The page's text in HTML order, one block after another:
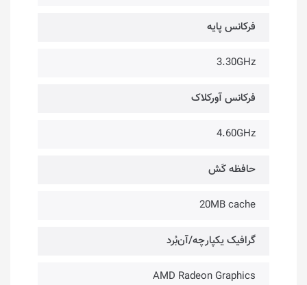
فرکانس پایه
3.30GHz
فرکانس آورکلاک
4.60GHz
حافظه کَش
20MB cache
گرافیک یکپارچه/آن‌بُرد
AMD Radeon Graphics